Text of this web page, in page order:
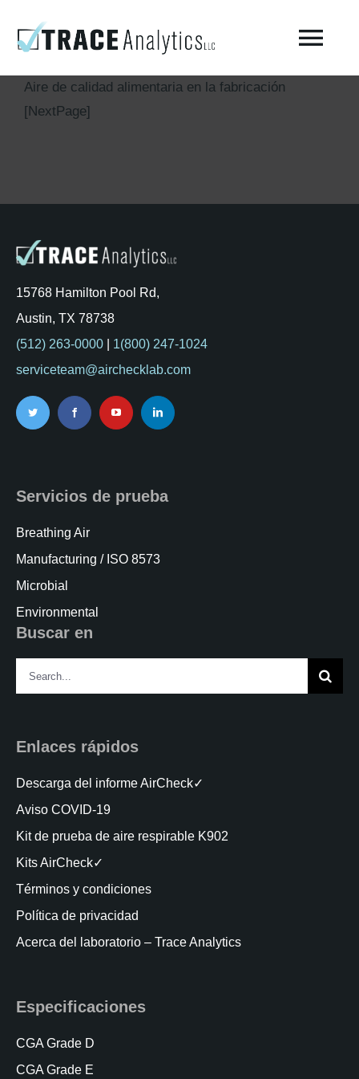
Acerca del laboratorio – Trace Analytics
Pruebas ambientales
AirCheck Academy
Kits AirCheck✓
Account
Aire de calidad alimentaria en la fabricación
[NextPage]
15768 Hamilton Pool Rd,
Austin, TX 78738
(512) 263-0000| 1(800) 247-1024
serviceteam@airchecklab.com
Servicios de prueba
Breathing Air
Manufacturing / ISO 8573
Microbial
Environmental
Buscar en
Search
for:
Enlaces rápidos
Descarga del informe AirCheck✓
Aviso COVID-19
Kit de prueba de aire respirable K902
Kits AirCheck✓
Términos y condiciones
Política de privacidad
Acerca del laboratorio – Trace Analytics
Especificaciones
CGA Grade D
CGA Grade E